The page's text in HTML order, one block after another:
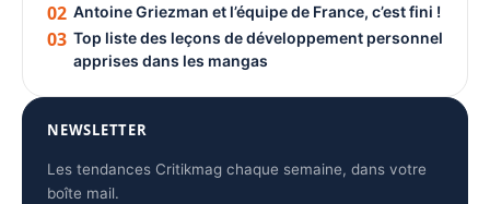
02 Antoine Griezman et l’équipe de France, c’est fini !
03 Top liste des leçons de développement personnel
apprises dans les mangas
NEWSLETTER
Les tendances Critikmag chaque semaine, dans votre
boîte mail.